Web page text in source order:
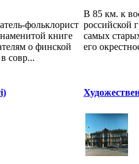
фольклорист
книге
о финской
совр...
В 85 км. к
российской
самых
его